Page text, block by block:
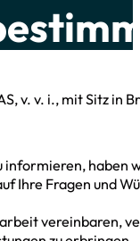
v. v. i., mit Sitz in
informieren,
Ihre Fragen und
vereinbaren,